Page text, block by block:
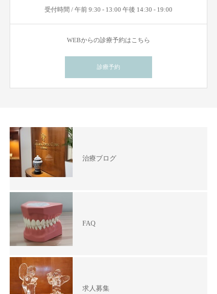
受付時間 / 午前 9:30 - 13:00 午後 14:30 - 19:00
WEBからの診療予約はこちら
診療予約
治療ブログ
FAQ
求人募集